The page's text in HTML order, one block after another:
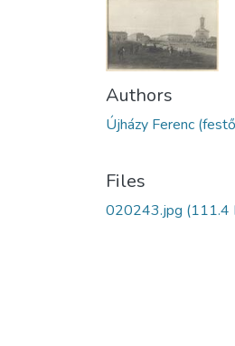
Authors
Újházy Ferenc
Files
020243.jpg (111.4